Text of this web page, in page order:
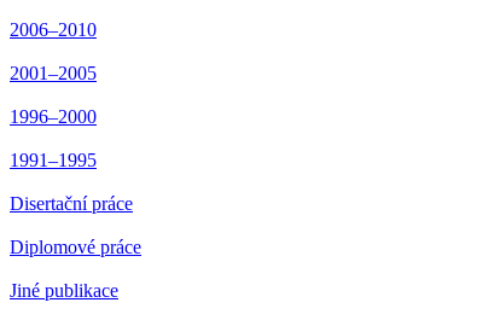
2006–2010
2001–2005
1996–2000
1991–1995
Disertační práce
Diplomové práce
Jiné publikace